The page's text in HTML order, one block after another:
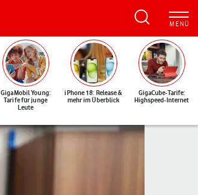
GigaMobil Young:
Tarife für junge
Leute
iPhone 18: Release &
mehr im Überblick
GigaCube-Tarife:
Highspeed-Internet